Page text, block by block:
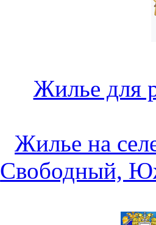
Жилье для
Жилье на
Свободный,